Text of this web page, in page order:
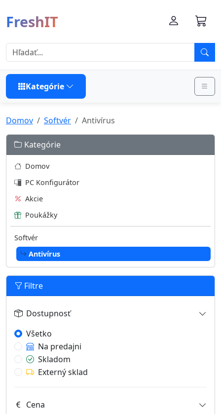
FreshIT
Kategórie
Domov Softvér Antivírus
Kategórie
Domov
PC Konfigurátor
Akcie
Poukážky
Softvér
Antivírus
Filtre
Dostupnosť
Všetko
Na predajni
Skladom
Externý sklad
Cena